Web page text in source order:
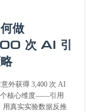
做
次 AI 引
意外获得 3,400 次 AI
个核心维度——引用
用真实实验数据反推